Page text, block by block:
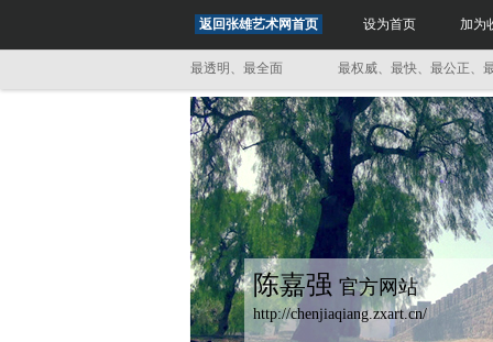
返回张雄艺术网首页 设为首页 加为
最权威、最快、最公正、最透明、最全面 最权威、最快、最公正、最透明
陈嘉强 官方网站
http://chenjiaqiang.zxart.cn/